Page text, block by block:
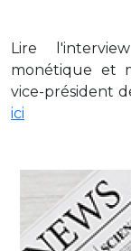
Lire
monétique et
vice-président
ici